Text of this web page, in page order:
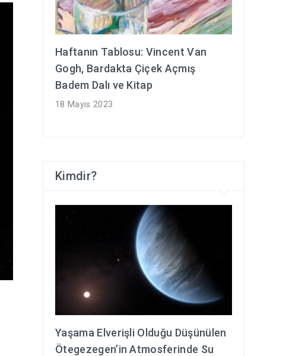
Haftanın Tablosu: Vincent Van
Gogh, Bardakta Çiçek Açmış
Badem Dalı ve Kitap
18 Mayıs 2023
Kimdir?
Yaşama Elverişli Olduğu Düşünülen
Ötegezegen’in Atmosferinde Su